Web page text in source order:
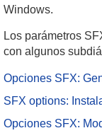
Windows.
Los parámetros
con algunos
Opciones SFX:
SFX options:
Opciones SFX: